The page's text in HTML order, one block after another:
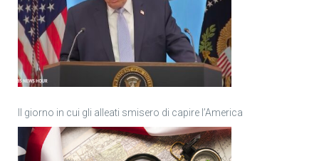
Il giorno in cui gli alleati smisero di capire l’America